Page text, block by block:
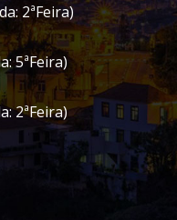
2ªFeira)
5ªFeira)
2ªFeira)